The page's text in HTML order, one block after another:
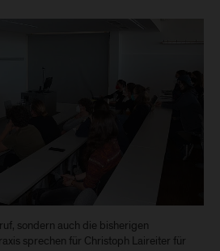
sondern auch die bisherigen
sprechen für Christoph Laireiter für